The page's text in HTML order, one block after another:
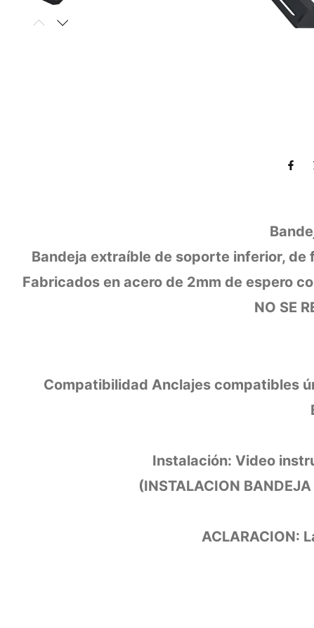
Bandeja extraíble de soporte inferior,
Fabricados en acero de 2mm de espero
NO SE
Compatibilidad Anclajes compatibles
Instalación: Video
(INSTALACION BANDEJA
ACLARACION: